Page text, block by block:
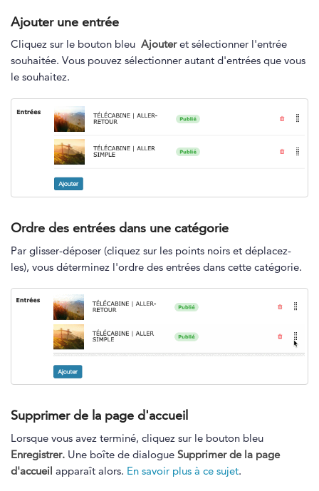
Ajouter une entrée
Cliquez sur le bouton bleu Ajouteret sélectionner l'entrée
souhaitée. Vous pouvez sélectionner autant d'entrées que vous
le souhaitez.
Ordre des entrées dans une catégorie
Par glisser-déposer (cliquez sur les points noirs et déplacez-
les), vous déterminez l'ordre des entrées dans cette catégorie.
Supprimer de la page d'accueil
Lorsque vous avez terminé, cliquez sur le bouton bleu
Enregistrer. Une boîte de dialogue Supprimer de la page
d'accueil apparaît alors. En savoir plus à ce sujet.